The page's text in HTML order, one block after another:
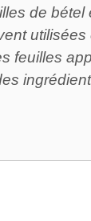
de bétel
utilisées
feuilles